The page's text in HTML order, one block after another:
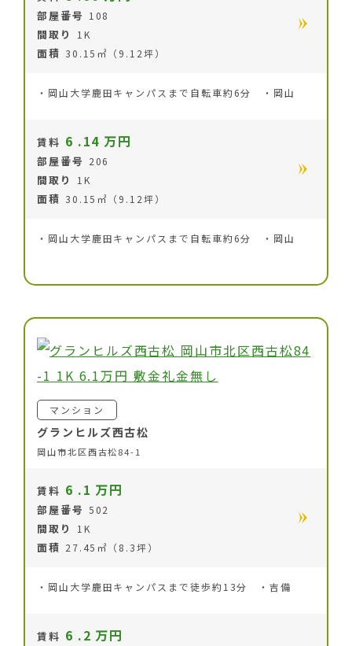
部屋番号 108
間取り 1K
面積 30.15㎡（9.12坪）
・岡山大学鹿田キャンパスまで自転車約6分 ・岡山
賃料 6 .14 万円
部屋番号 206
間取り 1K
面積 30.15㎡（9.12坪）
・岡山大学鹿田キャンパスまで自転車約6分 ・岡山
マンション
グランヒルズ西古松
岡山市北区西古松84-1
賃料 6 .1 万円
部屋番号 502
間取り 1K
面積 27.45㎡（8.3坪）
・岡山大学鹿田キャンパスまで徒歩約13分 ・吉備
賃料 6 .2 万円